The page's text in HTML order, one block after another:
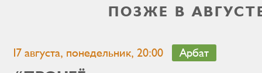
ПОЗЖЕ В
17 августа, понедельник, 20:00 Арбат